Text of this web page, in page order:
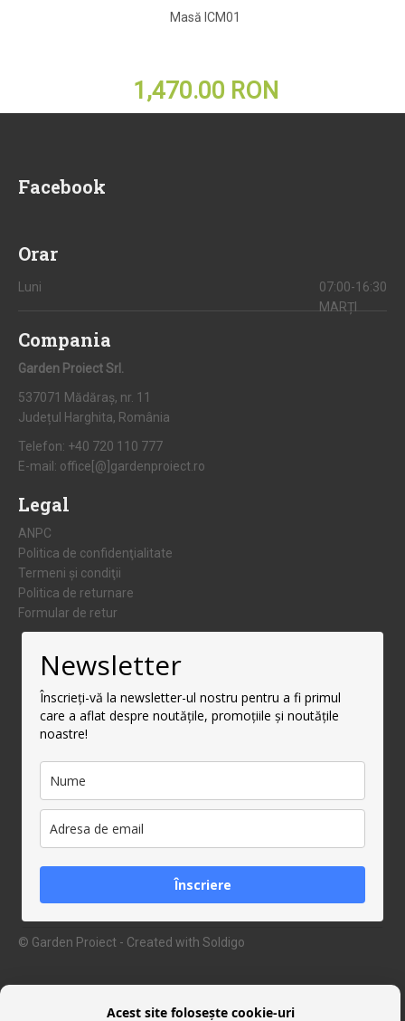
Masă ICM01
1,470.00 RON
Facebook
Orar
Luni
07:00-16:30
MARȚI
Compania
Garden Proiect Srl.
537071 Mădăraș, nr. 11
Județul Harghita, România
Telefon: +40 720 110 777
E-mail: office[@]gardenproiect.ro
Legal
ANPC
Politica de confidenţialitate
Termeni şi condiţii
Politica de returnare
Formular de retur
Newsletter
Înscrieți-vă la newsletter-ul nostru pentru a fi primul
care a aflat despre noutățile, promoțiile și noutățile
noastre!
Înscriere
© Garden Proiect - Created with Soldigo
Acest site folosește cookie-uri